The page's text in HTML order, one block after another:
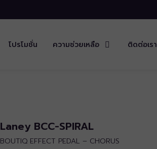
โปรโมชั่น ความช่วยเหลือ ติดต่อเรา
Laney BCC-SPIRAL
BOUTIQ EFFECT PEDAL – CHORUS